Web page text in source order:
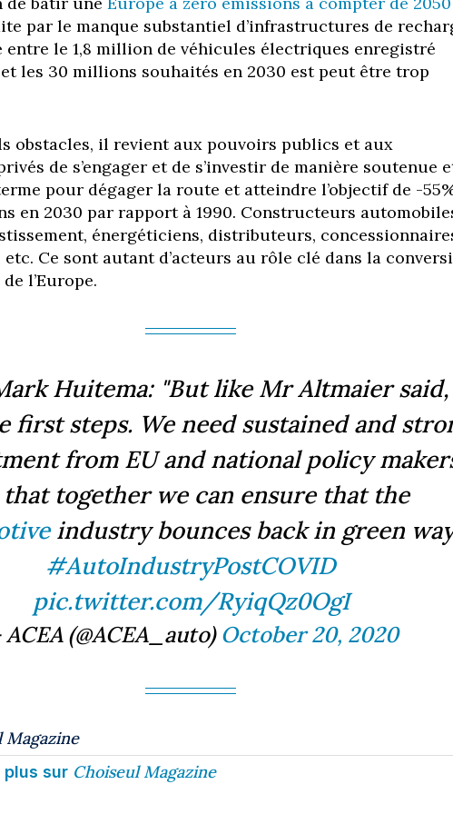
par le manque substantiel d’infrastructures de
entre le 1,8 million de véhicules électriques enregistré
les 30 millions souhaités en 2030 est peut être trop
obstacles, il revient aux pouvoirs publics et aux
de s’engager et de s’investir de manière soutenue
pour dégager la route et atteindre l’objectif de -
en 2030 par rapport à 1990. Constructeurs
énergéticiens, distributeurs,
etc. Ce sont autant d’acteurs au rôle clé dans la
l’Europe.
Huitema: "But like Mr Altmaier said,
first steps. We need sustained and
from EU and national policy
that together we can ensure that the
industry bounces back in green
#AutoIndustryPostCOVID
pic.twitter.com/RyiqQz0OgI
(@ACEA_auto)October 20, 2020
Magazine
plus sur Choiseul Magazine